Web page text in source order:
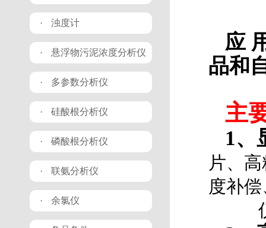
· 浊度计
· 悬浮物污泥浓度分析仪
· 多参数分析仪
· 硅酸根分析仪
· 磷酸根分析仪
· 联氨分析仪
· 余氯仪
应
品和
主
1、
片、
度补